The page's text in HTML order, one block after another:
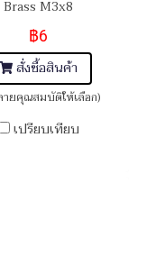
Brass M3x8
฿6
สั่งซื้อสินค้า
ยคุณสมบัติให้เลือก)
เปรียบเทียบ